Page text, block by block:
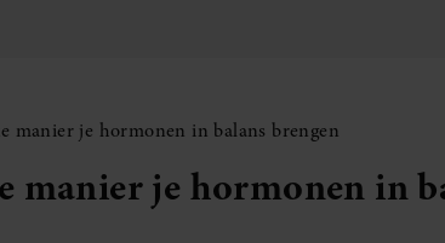
manier je hormonen in balans brengen
manier je hormonen in